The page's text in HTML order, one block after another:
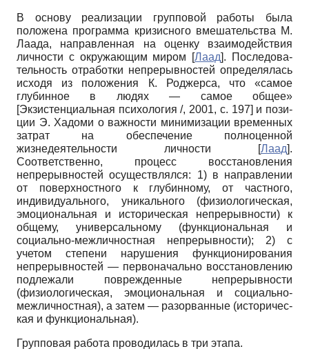
В основу реализации групповой рабо­ты была
положена программа кризисно­го вмешательства М.
Лаада, направлен­ная на оценку взаимодействия
личности с окружающим миром
[Лаад]. Последова­
тельность отработки непрерывностей определялась
исходя из положения К. Роджерса, что «самое
глубинное в лю­дях — самое общее»
[Экзистенциальная психология /, 2001, с. 197] и пози­
ции Э. Хадоми о важности минимизации временных
затрат на обеспечение полно­ценной
жизнедеятельности личности
[Лаад].
Соответственно, процесс восстанов­ления
непрерывностей осуществлялся: 1) в направлении
от поверхностного к глубинному, от частного,
индивидуаль­ного, уникального (физиологическая,
эмоциональная и историческая непре­рывности) к
общему, универсальному (функциональная и
социально-межлич­ностная непрерывности); 2) с
учетом степени нарушения функционирования
непрерывностей — первоначально вос­становлению
подлежали поврежденные непрерывности
(физиологическая, эмо­циональная и социально-
межличност­ная), а затем — разорванные (историчес­
кая и функциональная).
Групповая работа проводилась в три этапа.